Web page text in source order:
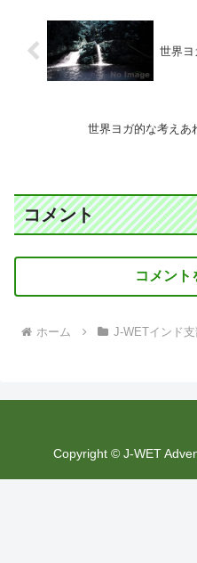
世界ヨ
世界ヨガ的な考えあ
コメント
コメント
ホーム J-WETインド
Copyright © J-WET